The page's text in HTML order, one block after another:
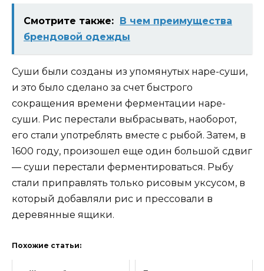
Смотрите также: В чем преимущества
брендовой одежды
Суши были созданы из упомянутых наре-суши,
и это было сделано за счет быстрого
сокращения времени ферментации наре-
суши. Рис перестали выбрасывать, наоборот,
его стали употреблять вместе с рыбой. Затем, в
1600 году, произошел еще один большой сдвиг
— суши перестали ферментироваться. Рыбу
стали приправлять только рисовым уксусом, в
который добавляли рис и прессовали в
деревянные ящики.
Похожие статьи: